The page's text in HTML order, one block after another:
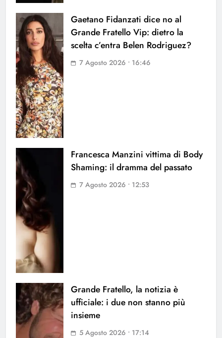
Gaetano Fidanzati dice no al
Grande Fratello Vip: dietro la
scelta c’entra Belen Rodriguez?
7 Agosto 2026 • 16:46
Francesca Manzini vittima di Body
Shaming: il dramma del passato
7 Agosto 2026 • 12:53
Grande Fratello, la notizia è
ufficiale: i due non stanno più
insieme
5 Agosto 2026 • 17:14